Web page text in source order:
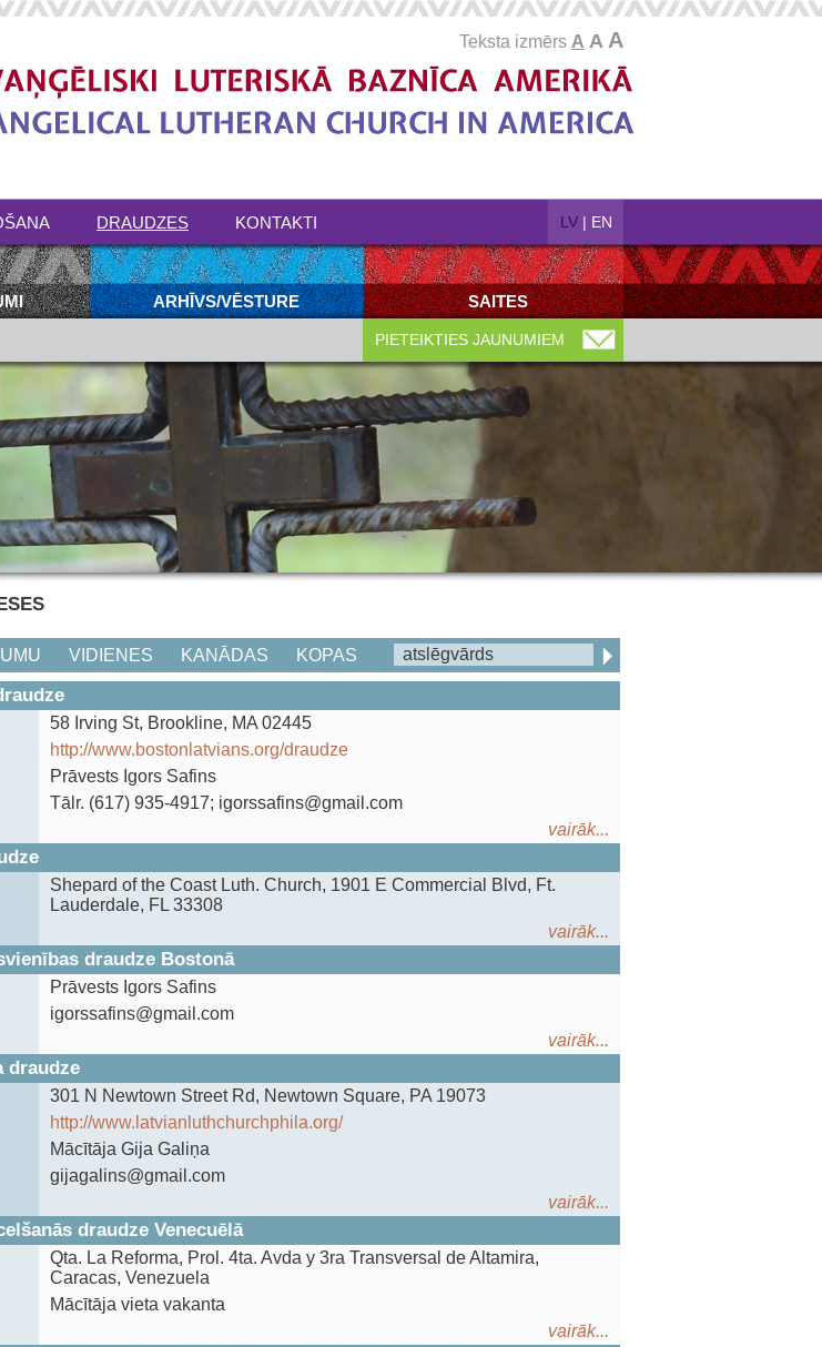
Teksta izmērs A A A
DRAUDZES KONTAKTI LV | EN
ARHĪVS/VĒSTURE SAITES
PIETEIKTIES JAUNUMIEM
VIDIENES KANĀDAS KOPAS
58 Irving St, Brookline, MA 02445
http://www.bostonlatvians.org/draudze
Prāvests Igors Safins
Tālr. (617) 935-4917; igorssafins@gmail.com
vairāk...
Shepard of the Coast Luth. Church, 1901 E Commercial Blvd, Ft.
Lauderdale, FL 33308
vairāk...
draudze Bostonā
Prāvests Igors Safins
igorssafins@gmail.com
vairāk...
draudze
301 N Newtown Street Rd, Newtown Square, PA 19073
http://www.latvianluthchurchphila.org/
Mācītāja Gija Galiņa
gijagalins@gmail.com
vairāk...
draudze Venecuēlā
‍Qta. La Reforma, Prol. 4ta. Avda y 3ra Transversal de Altamira,
Caracas, Venezuela
Mācītāja vieta vakanta
vairāk...